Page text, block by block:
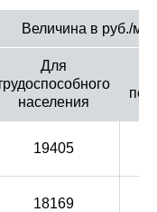
Величина в руб./
Для
населения
19405
18169